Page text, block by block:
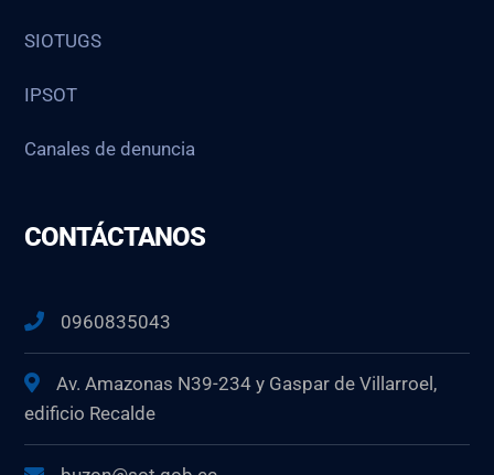
SIOTUGS
IPSOT
Canales de denuncia
CONTÁCTANOS
0960835043
Av. Amazonas N39-234 y Gaspar de Villarroel,
edificio Recalde